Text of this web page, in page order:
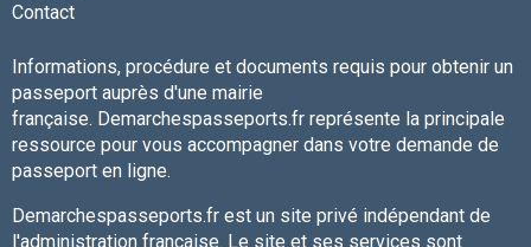
Contact
Informations, procédure et documents requis pour obtenir un
passeport auprès d'une mairie
française. Demarchespasseports.fr représente la principale
ressource pour vous accompagner dans votre demande de
passeport en ligne.
Demarchespasseports.fr est un site privé indépendant de
l'administration française. Le site et ses services sont